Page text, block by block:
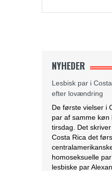
NYHEDER
Lesbisk par i
efter lovændring
De første vielser i
par af samme køn
tirsdag. Det
Costa Rica det
homoseksuelle
lesbiske par